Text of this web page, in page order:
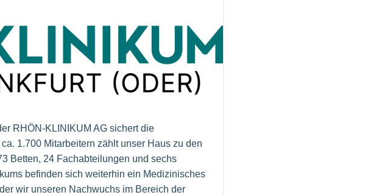
RHÖN-KLINIKUM AG sichert die
1.700 Mitarbeitern zählt unser Haus zu den
Betten, 24 Fachabteilungen und sechs
befinden sich weiterhin ein Medizinisches
wir unseren Nachwuchs im Bereich der